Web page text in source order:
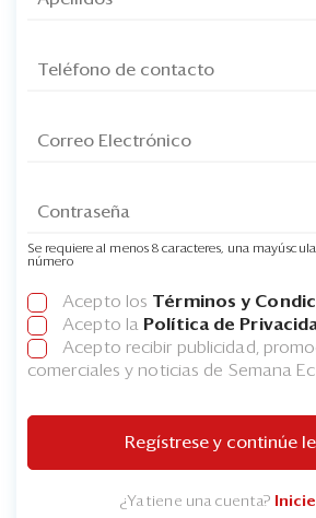
Se requiere al menos 8 caracteres, una
número
Acepto los Términos y
Acepto la Política de
Acepto recibir publicidad,
comerciales y noticias de Semana
Regístrese y continúe
¿Ya tiene una cuenta?